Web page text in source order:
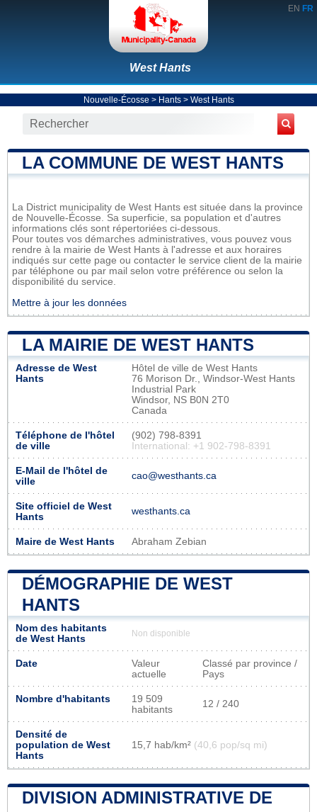
EN FR
West Hants
Nouvelle-Écosse > Hants> West Hants
LA COMMUNE DE WEST HANTS
La District municipality de West Hants est située dans la province
de Nouvelle-Écosse. Sa superficie, sa population et d'autres
informations clés sont répertoriées ci-dessous.
Pour toutes vos démarches administratives, vous pouvez vous
rendre à la mairie de West Hants à l'adresse et aux horaires
indiqués sur cette page ou contacter le service client de la mairie
par téléphone ou par mail selon votre préférence ou selon la
disponibilité du service.
Mettre à jour les données
LA MAIRIE DE WEST HANTS
Adresse de West
Hants
Hôtel de ville de West Hants
76 Morison Dr., Windsor-West Hants
Industrial Park
Windsor, NS B0N 2T0
Canada
Téléphone de l'hôtel
de ville
(902) 798-8391
International: +1 902-798-8391
E-Mail de l'hôtel de
ville
cao@westhants.ca
Site officiel de West
Hants
westhants.ca
Maire de West Hants Abraham Zebian
DÉMOGRAPHIE DE WEST
HANTS
Nom des habitants
de West Hants
Non disponible
Date
Valeur
actuelle
Classé par province /
Pays
Nombre d'habitants
19 509
habitants
12 / 240
Densité de
population de West
Hants
15,7 hab/km² (40,6 pop/sq mi)
DIVISION ADMINISTRATIVE DE